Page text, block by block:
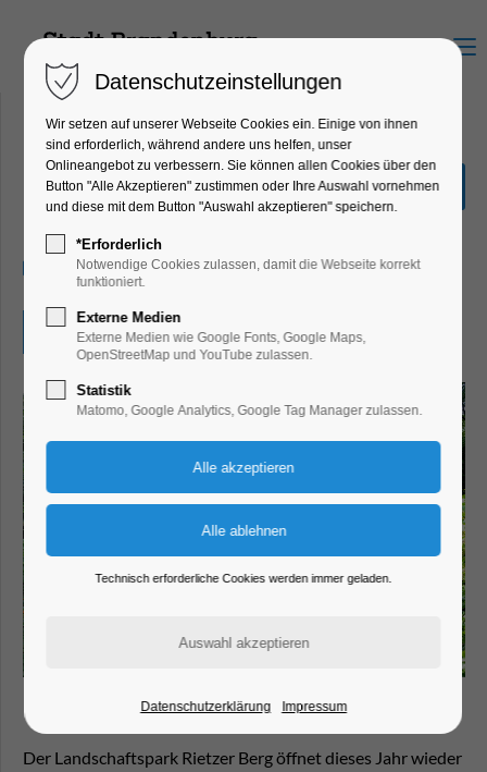
Menu
Offener Garten
Verein
26.05.2024, 10:00–18:00
Eintritt frei
Der Landschaftspark Rietzer Berg öffnet dieses Jahr wieder
Datenschutzeinstellungen
Wir setzen auf unserer Webseite Cookies ein. Einige von ihnen
sind erforderlich, während andere uns helfen, unser
Onlineangebot zu verbessern. Sie können allen Cookies über den
Button "Alle Akzeptieren" zustimmen oder Ihre Auswahl vornehmen
und diese mit dem Button "Auswahl akzeptieren" speichern.
*Erforderlich
Notwendige Cookies zulassen, damit die Webseite korrekt
funktioniert.
Externe Medien
Externe Medien wie Google Fonts, Google Maps,
OpenStreetMap und YouTube zulassen.
Statistik
Matomo, Google Analytics, Google Tag Manager zulassen.
Technisch erforderliche Cookies werden immer geladen.
Datenschutzerklärung Impressum